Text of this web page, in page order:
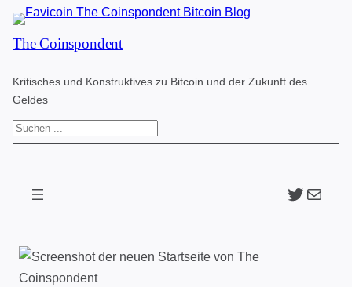
Zum
Inhalt
The Coinspondent
Kritisches und Konstruktives zu Bitcoin und der Zukunft des
Geldes
S
Twitter
The